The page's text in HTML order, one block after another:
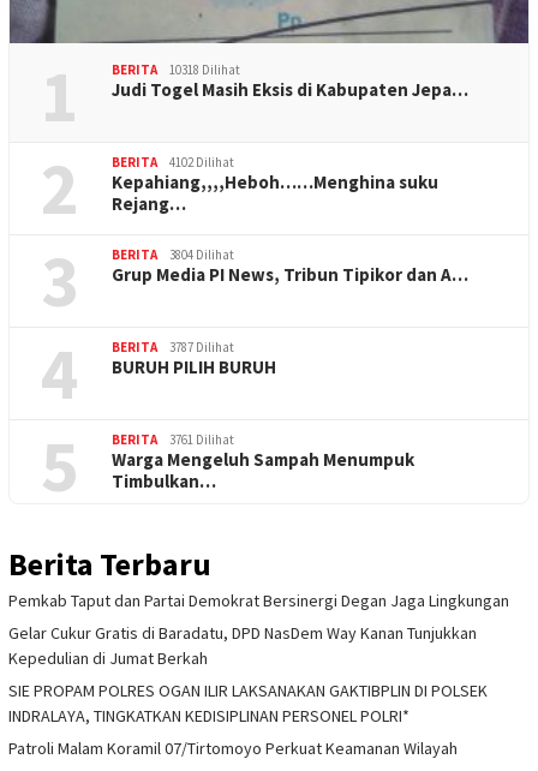
1 BERITA 10318 Dilihat
Judi Togel Masih Eksis di Kabupaten Jepa…
2 BERITA 4102 Dilihat
Kepahiang,,,,Heboh……Menghina suku
Rejang…
3 BERITA 3804 Dilihat
Grup Media PI News, Tribun Tipikor dan A…
4 BERITA 3787 Dilihat
BURUH PILIH BURUH
5 BERITA 3761 Dilihat
Warga Mengeluh Sampah Menumpuk
Timbulkan…
Berita Terbaru
Pemkab Taput dan Partai Demokrat Bersinergi Degan Jaga Lingkungan
Gelar Cukur Gratis di Baradatu, DPD NasDem Way Kanan Tunjukkan
Kepedulian di Jumat Berkah
SIE PROPAM POLRES OGAN ILIR LAKSANAKAN GAKTIBPLIN DI POLSEK
INDRALAYA, TINGKATKAN KEDISIPLINAN PERSONEL POLRI*
Patroli Malam Koramil 07/Tirtomoyo Perkuat Keamanan Wilayah